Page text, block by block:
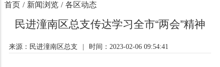
首页 / 新闻浏览 / 各区动态
民进潼南区总支传达学习全市“两会”精神
来源：民进潼南区总支 时间：2023-02-06 09:54:41